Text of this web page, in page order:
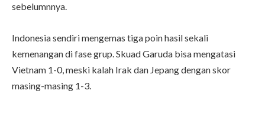
sebelumnnya.
Indonesia sendiri mengemas tiga poin hasil sekali
kemenangan di fase grup. Skuad Garuda bisa mengatasi
Vietnam 1-0, meski kalah Irak dan Jepang dengan skor
masing-masing 1-3.